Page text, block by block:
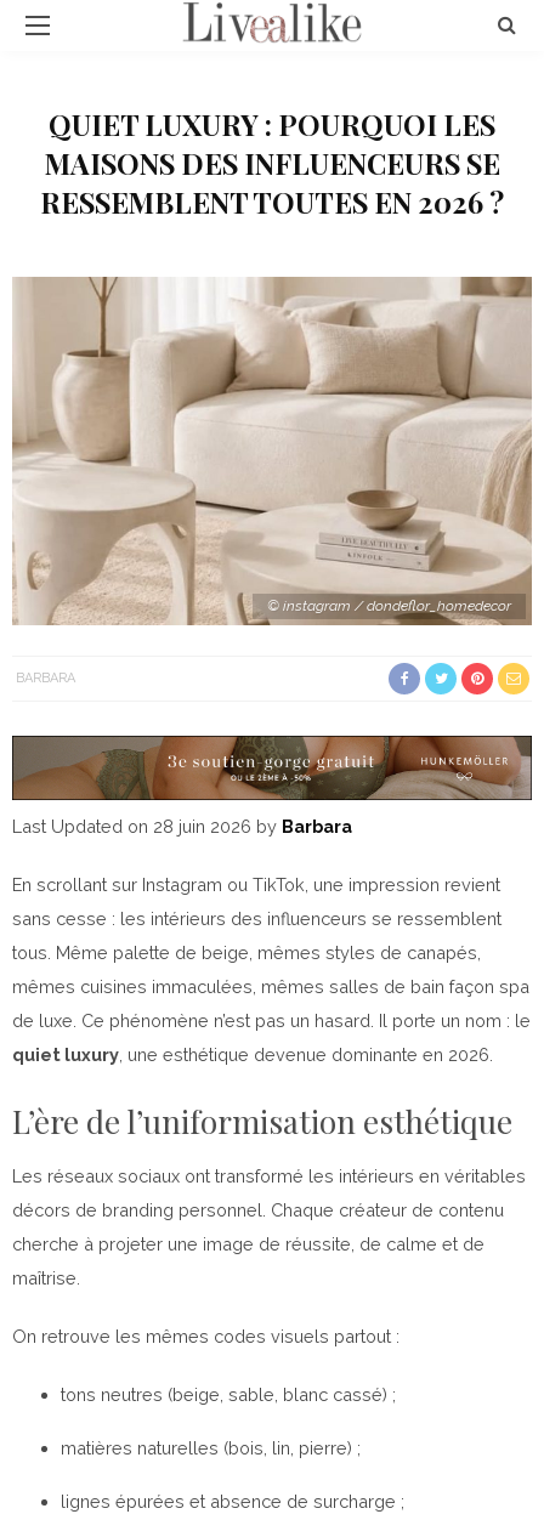
QUIET LUXURY : POURQUOI LES
MAISONS DES INFLUENCEURS SE
RESSEMBLENT TOUTES EN 2026 ?
© instagram / dondeflor_homedecor
BARBARA
Last Updated on 28 juin 2026 by Barbara
En scrollant sur Instagram ou TikTok, une impression revient
sans cesse : les intérieurs des influenceurs se ressemblent
tous. Même palette de beige, mêmes styles de canapés,
mêmes cuisines immaculées, mêmes salles de bain façon spa
de luxe. Ce phénomène n’est pas un hasard. Il porte un nom : le
quiet luxury , une esthétique devenue dominante en 2026.
L’ère de l’uniformisation esthétique
Les réseaux sociaux ont transformé les intérieurs en véritables
décors de branding personnel. Chaque créateur de contenu
cherche à projeter une image de réussite, de calme et de
maîtrise.
On retrouve les mêmes codes visuels partout :
tons neutres (beige, sable, blanc cassé) ;
matières naturelles (bois, lin, pierre) ;
lignes épurées et absence de surcharge ;